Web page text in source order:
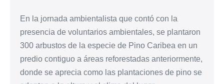
En la jornada ambientalista que contó con la
presencia de voluntarios ambientales, se plantaron
300 arbustos de la especie de Pino Caribea en un
predio contiguo a áreas reforestadas anteriormente,
donde se aprecia como las plantaciones de pino se